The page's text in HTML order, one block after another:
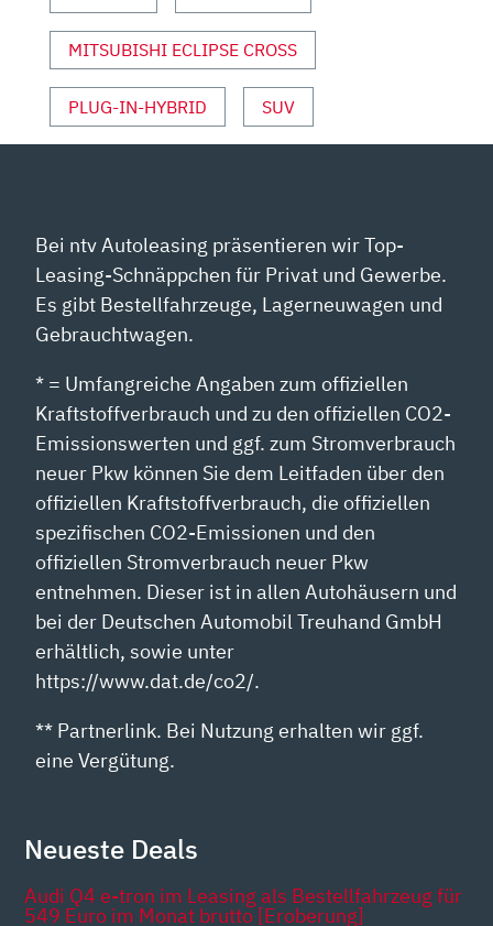
ANZEIGEN
MITSUBISHI ECLIPSE CROSS
PLUG-IN-HYBRID SUV
Bei ntv Autoleasing präsentieren wir Top-
Leasing-Schnäppchen für Privat und Gewerbe.
Es gibt Bestellfahrzeuge, Lagerneuwagen und
Gebrauchtwagen.
* = Umfangreiche Angaben zum offiziellen
Kraftstoffverbrauch und zu den offiziellen CO2-
Emissionswerten und ggf. zum Stromverbrauch
neuer Pkw können Sie dem Leitfaden über den
offiziellen Kraftstoffverbrauch, die offiziellen
spezifischen CO2-Emissionen und den
offiziellen Stromverbrauch neuer Pkw
entnehmen. Dieser ist in allen Autohäusern und
bei der Deutschen Automobil Treuhand GmbH
erhältlich, sowie unter
https://www.dat.de/co2/.
** Partnerlink. Bei Nutzung erhalten wir ggf.
eine Vergütung.
Neueste Deals
Audi Q4 e-tron im Leasing als Bestellfahrzeug für
549 Euro im Monat brutto [Eroberung]